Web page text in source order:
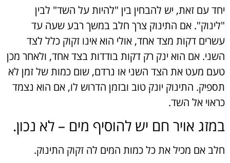
יחד עם זאת, יש להבחין בין "להיות על השד" לבין
"לינוק". אם התינוק צרך חלב במשך רבע שעה עד
עשרים דקות מצד אחד, אולי הוא אינו זקוק כלל לצד
השני. אם הוא ינק רק דקות בודדות בצד אחד, ולאחר מכן
טעם מעט את הצד השני או נרדם, שום כמות של זמן לא
תספיק. התינוק יונק טוב ובזמן הדרוש לו, אם הוא נצמד
כראוי אל השד.
במזג אויר חם יש להוסיף מים – לא נכון.
חלב אם מכיל את כל כמות המים לה זקוק התינוק.